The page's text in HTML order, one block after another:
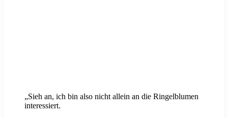
„Sieh an, ich bin also nicht allein an die Ringelblumen
interessiert.